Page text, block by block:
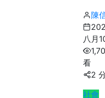
陳
八月
看
2
社會